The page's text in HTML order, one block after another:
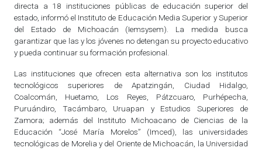
directa a 18 instituciones públicas de educación superior del
estado, informó el Instituto de Educación Media Superior y Superior
del Estado de Michoacán (Iemsysem). La medida busca
garantizar que las y los jóvenes no detengan su proyecto educativo
y pueda continuar su formación profesional.
Las instituciones que ofrecen esta alternativa son los institutos
tecnológicos superiores de Apatzingán, Ciudad Hidalgo,
Coalcomán, Huetamo, Los Reyes, Pátzcuaro, Purhépecha,
Puruándiro, Tacámbaro, Uruapan y Estudios Superiores de
Zamora; además del Instituto Michoacano de Ciencias de la
Educación “José María Morelos” (Imced), las universidades
tecnológicas de Morelia y del Oriente de Michoacán, la Universidad